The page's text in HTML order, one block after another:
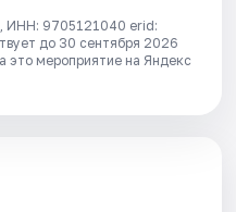
9705121040 erid:
до 30 сентября 2026
это мероприятие на Яндекс